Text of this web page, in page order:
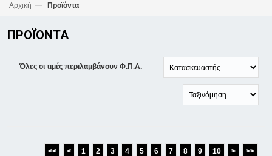
Αρχική — Προϊόντα
ΠΡΟΪΌΝΤΑ
Όλες οι τιμές περιλαμβάνουν Φ.Π.Α.
<< < 1 2 3 4 5 6 7 8 9 10 > >>